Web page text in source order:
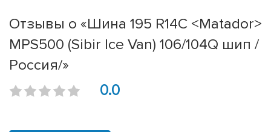
Отзывы о «Шина 195 R14C <Matador>
MPS500 (Sibir Ice Van) 106/104Q шип /
Россия/»
0.0